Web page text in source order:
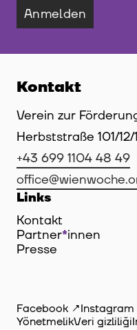
Anmelden
Kontakt
Verein zur
Herbststraße 101/12/
+43 699 1104 48 49
Links
Kontakt
Partner*innen
Presse
Facebook Instagram
YönetmelikVeri gizliliği